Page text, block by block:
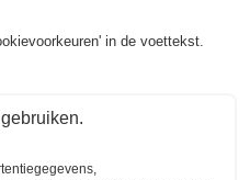
Nederland